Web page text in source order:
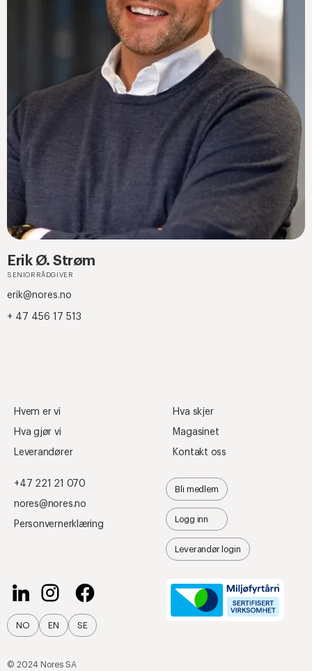
Erik Ø. Strøm
SENIORRÅDGIVER
erik@nores.no
+ 47 456 17 513
Hvem er vi
Hva gjør vi
Leverandører
Hva skjer
Magasinet
Kontakt oss
+47 221 21 070
nores@nores.no
Personvernerklæring
Bli medlem
Logg inn
Leverandør login
NO EN SE
© 2024 Nores SA